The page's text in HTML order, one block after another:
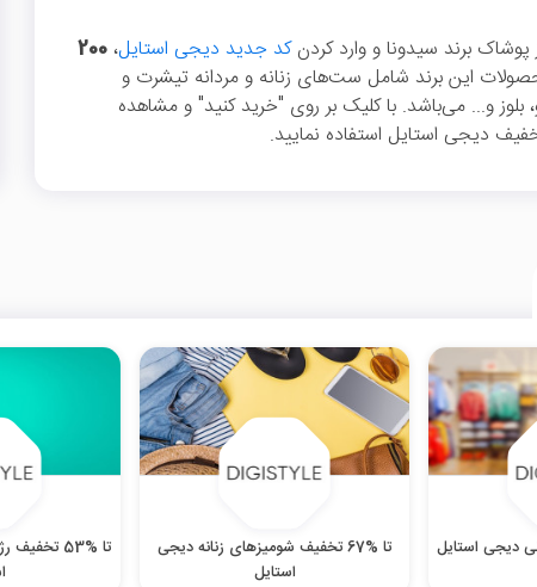
کد جدید دیجی استایل،200
این برند شامل ست‌های زنانه و مردانه تیشرت و
بلوز و... می‌باشد. با کلیک بر روی "خرید کنید" و مشاهده
دیجی استایل استفاده نمایید.
تا %67 تخفیف شومیزهای زنانه دیجی
استایل
تا %53